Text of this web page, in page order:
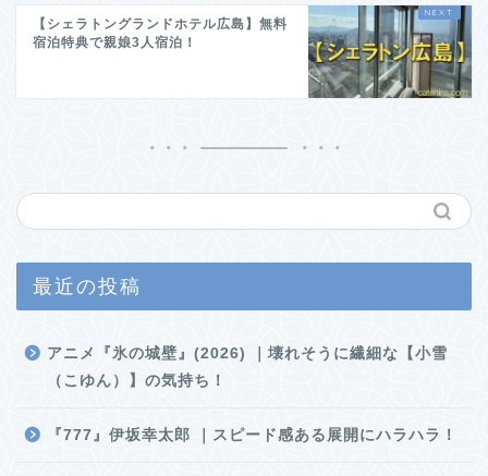
【シェラトングランドホテル広島】無料
宿泊特典で親娘3人宿泊！
最近の投稿
アニメ『氷の城壁』(2026) ｜壊れそうに繊細な【小雪
（こゆん）】の気持ち！
『777』伊坂幸太郎 ｜スピード感ある展開にハラハラ！